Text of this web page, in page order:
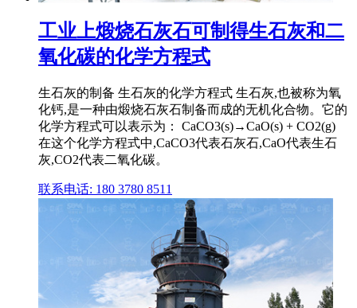
工业上煅烧石灰石可制得生石灰和二
氧化碳的化学方程式
生石灰的制备 生石灰的化学方程式 生石灰,也被称为氧
化钙,是一种由煅烧石灰石制备而成的无机化合物。它的
化学方程式可以表示为： CaCO3(s)→CaO(s) + CO2(g)
在这个化学方程式中,CaCO3代表石灰石,CaO代表生石
灰,CO2代表二氧化碳。
联系电话: 180 3780 8511